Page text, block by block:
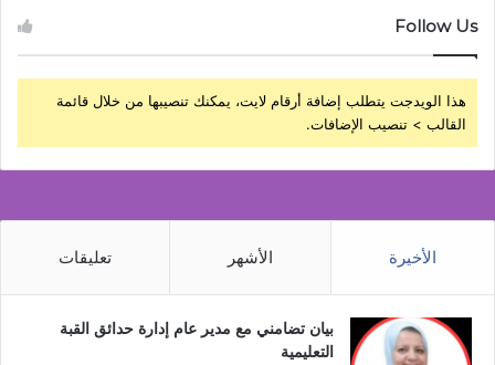
Follow Us
هذا الويدجت يتطلب إضافة أرقام لايت، يمكنك تنصيبها من خلال قائمة
القالب > تنصيب الإضافات.
الأخيرة الأشهر تعليقات
بيان تضامني مع مدير عام إدارة حدائق القبة
التعليمية